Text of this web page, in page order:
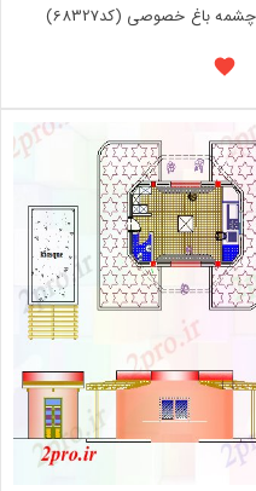
باغ خصوصی (کد68327)